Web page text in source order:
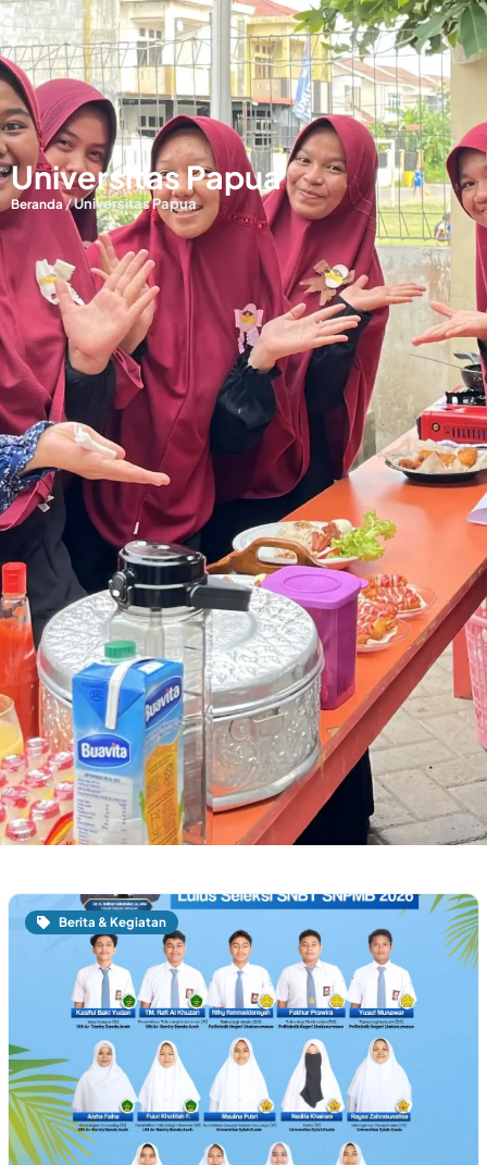
Universitas Papua
Beranda/Universitas Papua
Berita & Kegiatan